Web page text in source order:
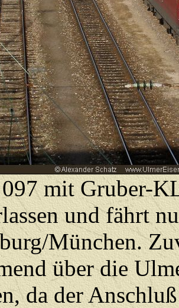
mit Gruber-
und fährt
München.
über die
da der